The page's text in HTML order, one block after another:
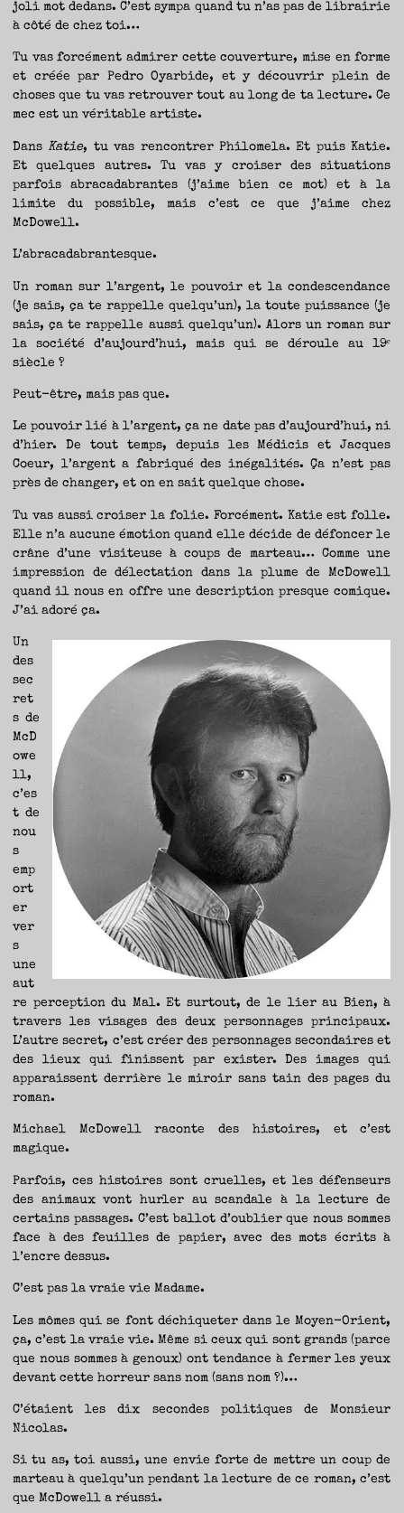
joli mot dedans. C’est sympa quand tu n’as pas de librairie
à côté de chez toi…
Tu vas forcément admirer cette couverture, mise en forme
et créée par Pedro Oyarbide, et y découvrir plein de
choses que tu vas retrouver tout au long de ta lecture. Ce
mec est un véritable artiste.
Dans Katie, tu vas rencontrer Philomela. Et puis Katie.
Et quelques autres. Tu vas y croiser des situations
parfois abracadabrantes (j’aime bien ce mot) et à la
limite du possible, mais c’est ce que j’aime chez
McDowell.
L’abracadabrantesque.
Un roman sur l’argent, le pouvoir et la condescendance
(je sais, ça te rappelle quelqu’un), la toute puissance (je
sais, ça te rappelle aussi quelqu’un). Alors un roman sur
la société d’aujourd’hui, mais qui se déroule au 19ᵉ
siècle ?
Peut-être, mais pas que.
Le pouvoir lié à l’argent, ça ne date pas d’aujourd’hui, ni
d’hier. De tout temps, depuis les Médicis et Jacques
Coeur, l’argent a fabriqué des inégalités. Ça n’est pas
près de changer, et on en sait quelque chose.
Tu vas aussi croiser la folie. Forcément. Katie est folle.
Elle n’a aucune émotion quand elle décide de défoncer le
crâne d’une visiteuse à coups de marteau… Comme une
impression de délectation dans la plume de McDowell
quand il nous en offre une description presque comique.
J’ai adoré ça.
Un
des
sec
ret
s de
McD
owe
ll,
c’es
t de
nou
s
emp
ort
er
ver
s
une
aut
re perception du Mal. Et surtout, de le lier au Bien, à
travers les visages des deux personnages principaux.
L’autre secret, c’est créer des personnages secondaires et
des lieux qui finissent par exister. Des images qui
apparaissent derrière le miroir sans tain des pages du
roman.
Michael McDowell raconte des histoires, et c’est
magique.
Parfois, ces histoires sont cruelles, et les défenseurs
des animaux vont hurler au scandale à la lecture de
certains passages. C’est ballot d’oublier que nous sommes
face à des feuilles de papier, avec des mots écrits à
l’encre dessus.
C’est pas la vraie vie Madame.
Les mômes qui se font déchiqueter dans le Moyen-Orient,
ça, c’est la vraie vie. Même si ceux qui sont grands (parce
que nous sommes à genoux) ont tendance à fermer les yeux
devant cette horreur sans nom (sans nom ?)…
C’étaient les dix secondes politiques de Monsieur
Nicolas.
Si tu as, toi aussi, une envie forte de mettre un coup de
marteau à quelqu’un pendant la lecture de ce roman, c’est
que McDowell a réussi.